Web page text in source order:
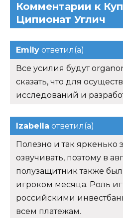
Комментарии к
Ципионат Углич
Emily ответил(а)
Все усилия будут
сказать, что для
исследований и
Izabella ответил(а)
Полезно и так
озвучивать, поэтому в
полузащитник также
игроком месяца. Роль
российскими
всем платежам.